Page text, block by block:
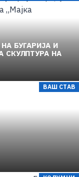
БУГАРИЈА И
СКУЛПТУРА НА
ВАШ СТАВ